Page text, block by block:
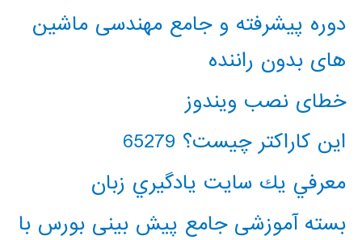
دوره پیشرفته و جامع مهندسی ماشین
های بدون راننده
خطای نصب ویندوز
این کاراکتر چیست؟ 65279
معرفي يك سايت يادگيري زبان
بسته آموزشی جامع پیش بینی بورس با